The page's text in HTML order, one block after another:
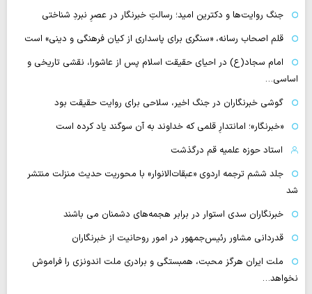
جنگ روایت‌ها و دکترین امید؛ رسالتِ خبرنگار در عصرِ نبردِ شناختی
قلم اصحاب رسانه، «سنگری برای پاسداری از کیان فرهنگی و دینی» است
امام سجاد(ع) در احیای حقیقت اسلام پس از عاشورا، نقشی تاریخی و
اساسی…
گوشی خبرنگاران در جنگ اخیر، سلاحی برای روایت حقیقت بود
«خبرنگار»؛ امانتدارِ قلمی که خداوند به آن سوگند یاد کرده است
استاد حوزه علمیه قم درگذشت
جلد ششم ترجمه اردوی «عبقات‌الانوار» با محوریت حدیث منزلت منتشر
شد
خبرنگاران سدی استوار در برابر هجمه‌های دشمنان می باشند
قدردانی مشاور رئیس‌جمهور در امور روحانیت از خبرنگاران
ملت ایران هرگز محبت، همبستگی و برادری ملت اندونزی را فراموش
نخواهد…